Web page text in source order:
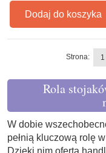
Dodaj do koszyka
Strona: 1
Rola
W dobie
pełnią kluczową rolę